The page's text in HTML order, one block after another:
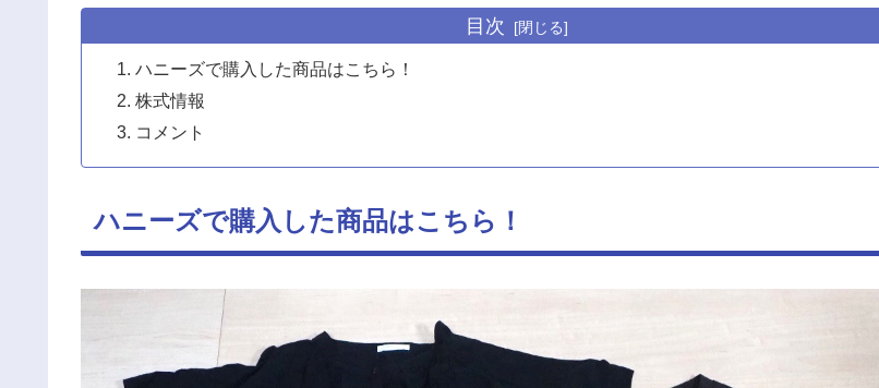
目次
ハニーズで購入した商品はこちら！
株式情報
コメント
ハニーズで購入した商品はこちら！